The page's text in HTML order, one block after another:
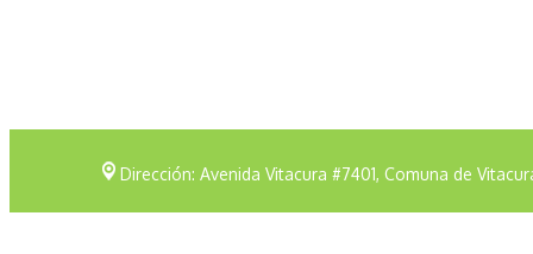
Dirección: Avenida Vitacura #7401, Comuna de